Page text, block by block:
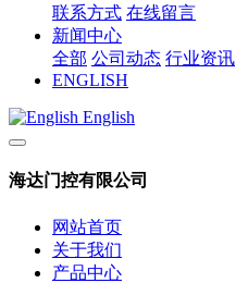
联系方式 在线留言
新闻中心
全部 公司动态 行业资讯
ENGLISH
English
海达门控有限公司
网站首页
关于我们
产品中心